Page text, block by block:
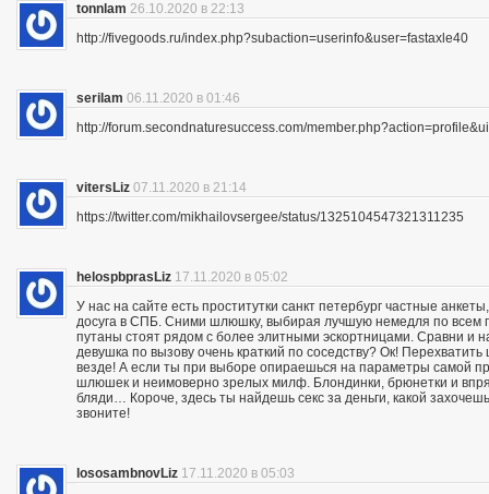
tonnlam 26.10.2020 в 22:13
http://fivegoods.ru/index.php?subaction=userinfo&user=fastaxle40
serilam 06.11.2020 в 01:46
http://forum.secondnaturesuccess.com/
vitersLiz 07.11.2020 в 21:14
https://twitter.com/mikhailovsergee/status/1325104547321311235
helospbprasLiz 17.11.2020 в 05:02
У нас на сайте есть проститутки санкт петербург частные
досуга в СПБ. Сними шлюшку, выбирая лучшую немедля по всем
путаны стоят рядом с более элитными эскортницами. Сравни и
девушка по вызову очень краткий по соседству? Ок!
везде! А если ты при выборе опираешься на параметры самой
шлюшек и неимоверно зрелых милф. Блондинки, брюнетки и
бляди… Короче, здесь ты найдешь секс за деньги, какой
звоните!
lososambnovLiz 17.11.2020 в 05:03